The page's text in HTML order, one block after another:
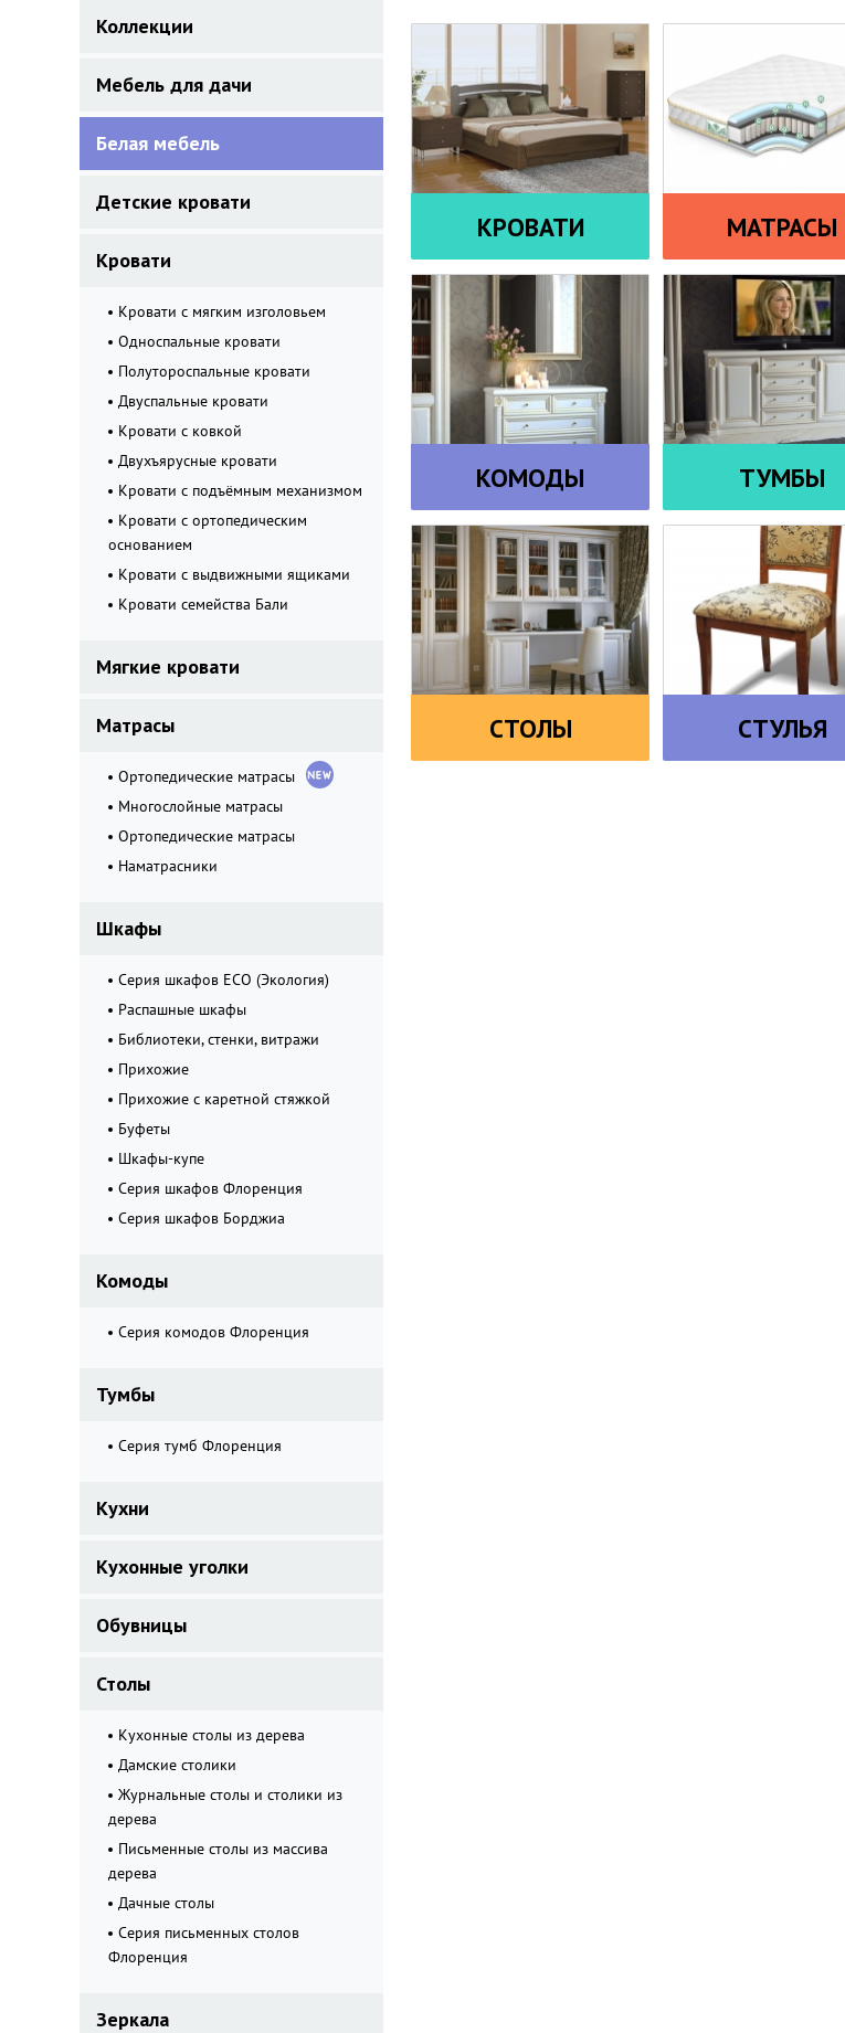
Коллекции
Мебель для дачи
Белая мебель
Детские кровати
Кровати
Кровати с мягким изголовьем
Односпальные кровати
Полутороспальные кровати
Двуспальные кровати
Кровати с ковкой
Двухъярусные кровати
Кровати с подъёмным механизмом
Кровати с ортопедическим
основанием
Кровати с выдвижными ящиками
Кровати семейства Бали
Мягкие кровати
Матрасы
Ортопедические матрасы
Многослойные матрасы
Ортопедические матрасы
Наматрасники
Шкафы
Серия шкафов ECO (Экология)
Распашные шкафы
Библиотеки, стенки, витражи
Прихожие
Прихожие с каретной стяжкой
Буфеты
Шкафы-купе
Серия шкафов Флоренция
Серия шкафов Борджиа
Комоды
Серия комодов Флоренция
Тумбы
Серия тумб Флоренция
Кухни
Кухонные уголки
Обувницы
Столы
Кухонные столы из дерева
Дамские столики
Журнальные столы и столики из
дерева
Письменные столы из массива
дерева
Дачные столы
Серия письменных столов
Флоренция
Зеркала
КРОВАТИ МАТРАСЫ
КОМОДЫ ТУМБЫ
СТОЛЫ СТУЛЬЯ